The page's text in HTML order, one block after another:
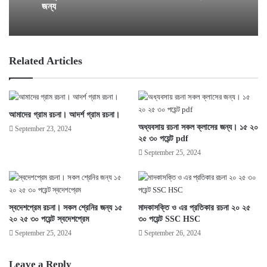
জন্য
Related Articles
আমাদের গ্রাম রচনা। আদর্শ গ্রাম রচনা।
September 23, 2024
অধ্যবসায় রচনা সকল ক্লাসের জন্য। ১৫ ২০
২৫ ৩০ পয়েন্ট pdf
September 25, 2024
স্বদেশপ্রেম রচনা। সকল শ্রেনির জন্য ১৫
২০ ২৫ ৩০ পয়েন্ট স্বদেশপ্রেম
September 25, 2024
মাদকাসক্তি ও এর প্রতিকার রচনা ২০ ২৫
৩০ পয়েন্ট SSC HSC
September 26, 2024
Leave a Reply